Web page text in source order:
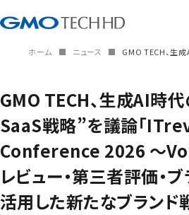
ホーム ニュース GMO TECH、生
GMO TECH、生成AI時
SaaS戦略”を議論「
Conference 2026 ～
レビュー・第三者評価・
活用した新たなブランド